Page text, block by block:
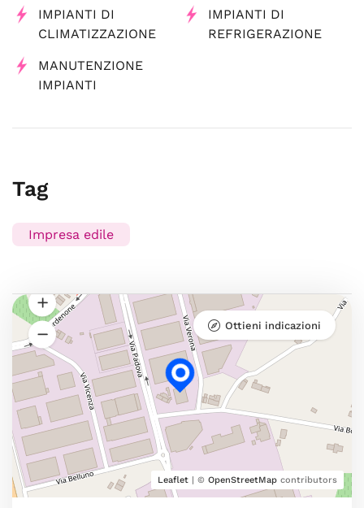
IMPIANTI DI
CLIMATIZZAZIONE
IMPIANTI DI
REFRIGERAZIONE
MANUTENZIONE
IMPIANTI
Tag
Impresa edile
Leaflet | © OpenStreetMap contributors
Ottieni indicazioni